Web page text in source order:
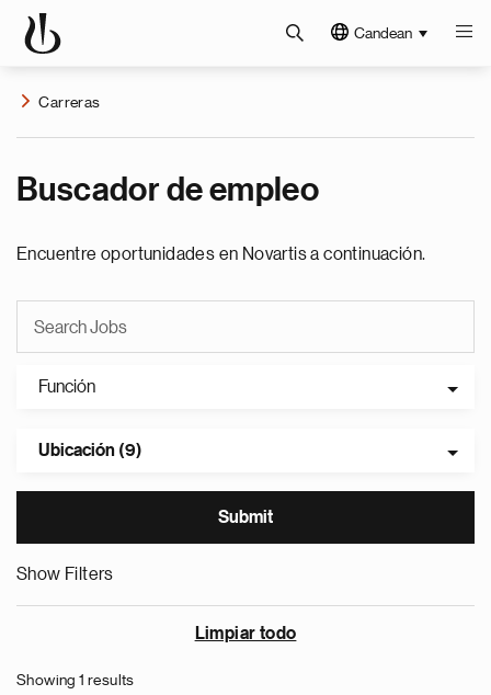
Candean
Carreras
Buscador de empleo
Encuentre oportunidades en Novartis a continuación.
Función
Ubicación (9)
Show Filters
Limpiar todo
Showing 1 results